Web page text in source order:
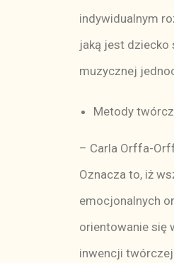
indywidualnym
jaką jest dziecko
muzycznej
Metody
– Carla Orffa-
Oznacza to, iż
emocjonalnych
orientowanie się
inwencji